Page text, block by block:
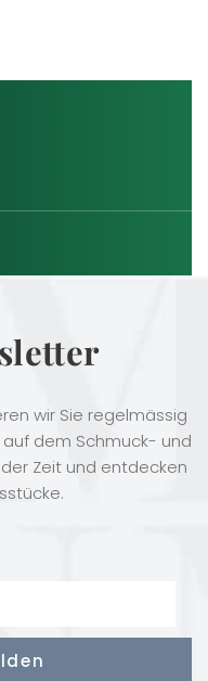
wir Sie regelmässig
dem Schmuck- und
Zeit und entdecken